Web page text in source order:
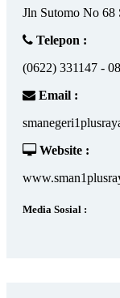
Jln Sutomo No 68
Telepon :
(0622) 331147 -
Email :
Website :
Media Sosial :